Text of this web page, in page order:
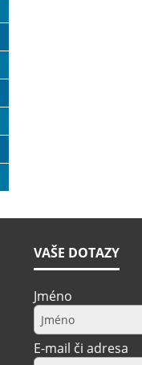
VAŠE DOTAZY
Jméno
E-mail či adresa